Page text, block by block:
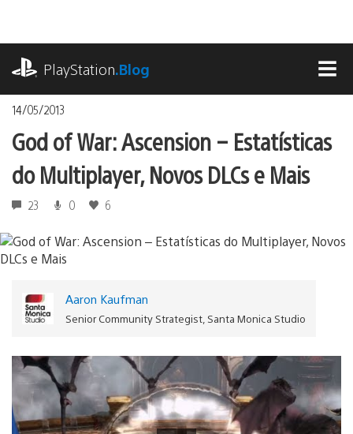
o
conteúdoPlayStation.Blog
14/05/2013
God of War: Ascension – Estatísticas
do Multiplayer, Novos DLCs e Mais
23 0 6
Aaron Kaufman
Senior Community Strategist, Santa Monica Studio